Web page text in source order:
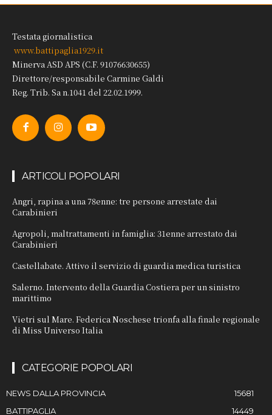
Testata giornalistica
www.battipaglia1929.it
Minerva ASD APS (C.F. 91076630655)
Direttore/responsabile Carmine Galdi
Reg. Trib. Sa n.1041 del 22.02.1999.
ARTICOLI POPOLARI
Angri, rapina a una 78enne: tre persone arrestate dai
Carabinieri
Agropoli, maltrattamenti in famiglia: 31enne arrestato dai
Carabinieri
Castellabate. Attivo il servizio di guardia medica turistica
Salerno. Intervento della Guardia Costiera per un sinistro
marittimo
Vietri sul Mare. Federica Noschese trionfa alla finale regionale
di Miss Universo Italia
CATEGORIE POPOLARI
NEWS DALLA PROVINCIA
15681
BATTIPAGLIA
14449